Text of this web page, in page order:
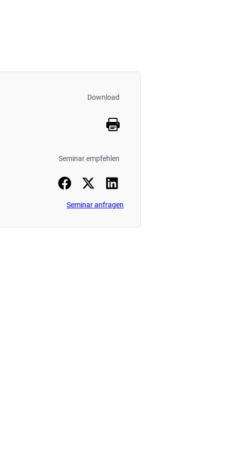
Download
Seminar empfehlen
Seminar anfragen